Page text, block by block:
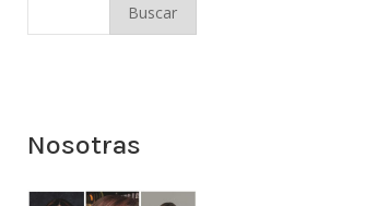
Nosotras